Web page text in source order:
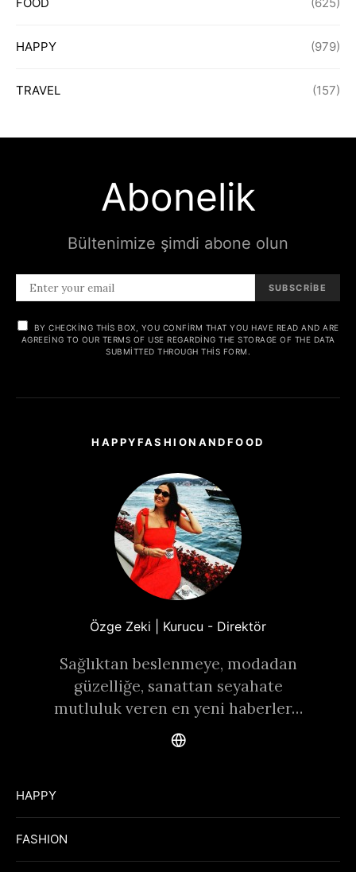
FOOD (625)
HAPPY (979)
TRAVEL (157)
Abonelik
Bültenimize şimdi abone olun
SUBSCRIBE
BY CHECKING THIS BOX, YOU CONFIRM THAT YOU HAVE READ AND ARE
AGREEING TO OUR TERMS OF USE REGARDING THE STORAGE OF THE DATA
SUBMITTED THROUGH THIS FORM.
HAPPYFASHIONANDFOOD
Özge Zeki | Kurucu - Direktör
Sağlıktan beslenmeye, modadan
güzelliğe, sanattan seyahate
mutluluk veren en yeni haberler…
HAPPY
FASHION